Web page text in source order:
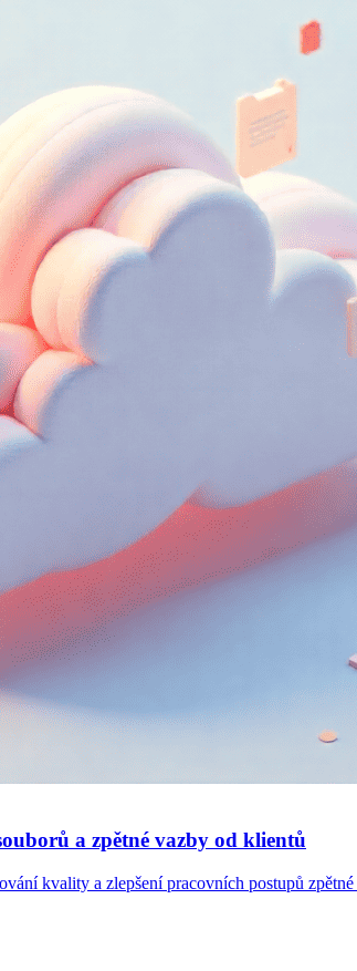
a zpětné vazby od klientů
kvality a zlepšení pracovních postupů